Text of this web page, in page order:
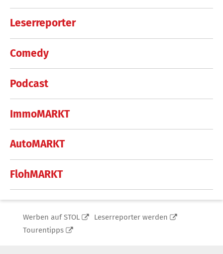
Leserreporter
Comedy
Podcast
ImmoMARKT
AutoMARKT
FlohMARKT
Werben auf STOL
Leserreporter werden
Tourentipps